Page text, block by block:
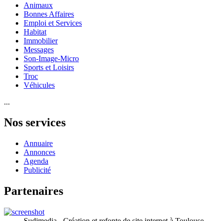
Animaux
Bonnes Affaires
Emploi et Services
Habitat
Immobilier
Messages
Son-Image-Micro
Sports et Loisirs
Troc
Véhicules
...
Nos services
Annuaire
Annonces
Agenda
Publicité
Partenaires